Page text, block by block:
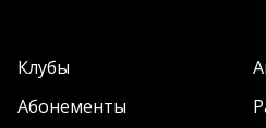
Клубы
Абонементы